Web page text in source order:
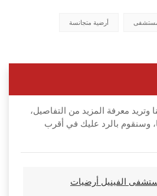
أرضية متجانسة
وتريد معرفة المزيد من التفاصيل،
وسنقوم بالرد عليك في أقرب
الفينيل أرضيات